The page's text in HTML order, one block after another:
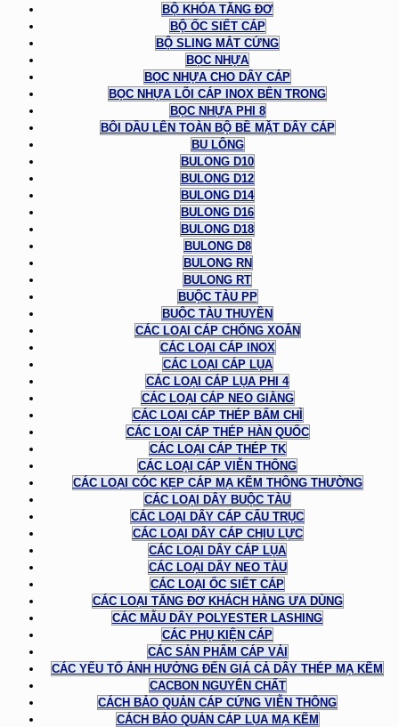
BỘ KHÓA TĂNG ĐƠ
BỘ ỐC SIẾT CÁP
BỘ SLING MẮT CỨNG
BỌC NHỰA
BỌC NHỰA CHO DÂY CÁP
BỌC NHỰA LÕI CÁP INOX BÊN TRONG
BỌC NHỰA PHI 8
BÔI DẦU LÊN TOÀN BỘ BỀ MẶT DÂY CÁP
BU LÔNG
BULONG D10
BULONG D12
BULONG D14
BULONG D16
BULONG D18
BULONG D8
BULONG RN
BULONG RT
BUỘC TÀU PP
BUỘC TÀU THUYỀN
CÁC LOẠI CÁP CHỐNG XOẮN
CÁC LOẠI CÁP INOX
CÁC LOẠI CÁP LỤA
CÁC LOẠI CÁP LỤA PHI 4
CÁC LOẠI CÁP NEO GIẰNG
CÁC LOẠI CÁP THÉP BẤM CHÌ
CÁC LOẠI CÁP THÉP HÀN QUỐC
CÁC LOẠI CÁP THÉP TK
CÁC LOẠI CÁP VIỄN THÔNG
CÁC LOẠI CÓC KẸP CÁP MẠ KẼM THÔNG THƯỜNG
CÁC LOẠI DÂY BUỘC TÀU
CÁC LOẠI DÂY CÁP CẨU TRỤC
CÁC LOẠI DÂY CÁP CHỊU LỰC
CÁC LOẠI DÂY CÁP LỤA
CÁC LOẠI DÂY NEO TÀU
CÁC LOẠI ỐC SIẾT CÁP
CÁC LOẠI TĂNG ĐƠ KHÁCH HÀNG ƯA DÙNG
CÁC MẪU DÂY POLYESTER LASHING
CÁC PHỤ KIỆN CÁP
CÁC SẢN PHẨM CÁP VẢI
CÁC YẾU TỐ ẢNH HƯỞNG ĐẾN GIÁ CẢ DÂY THÉP MẠ KẼM
CACBON NGUYÊN CHẤT
CÁCH BẢO QUẢN CÁP CỨNG VIỄN THÔNG
CÁCH BẢO QUẢN CÁP LỤA MẠ KẼM